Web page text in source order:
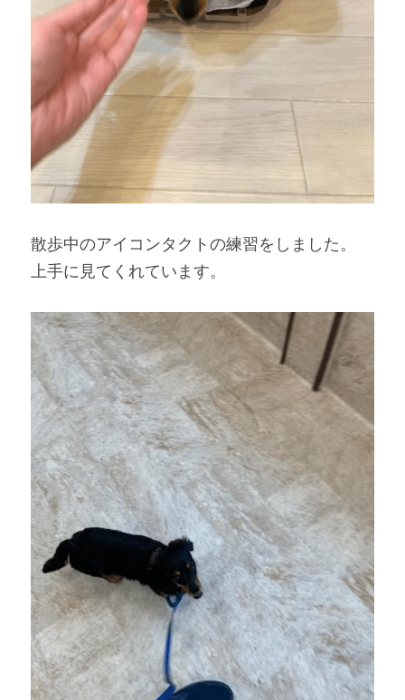
散歩中のアイコンタクトの練習をしました。
上手に見てくれています。